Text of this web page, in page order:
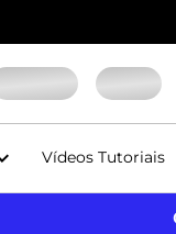
Vídeos Tutoriais